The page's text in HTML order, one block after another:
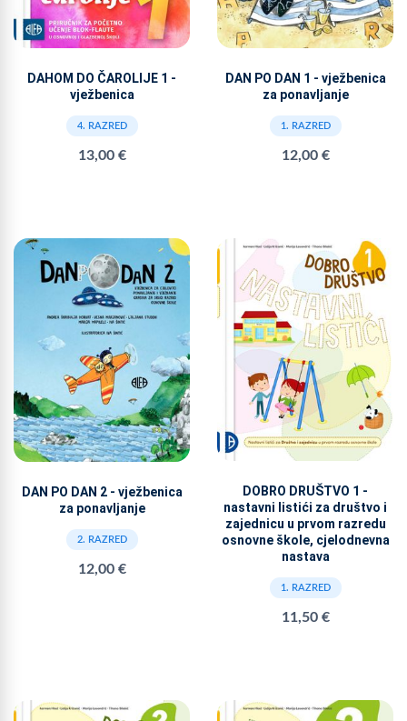
DAHOM DO ČAROLIJE 1 -
vježbenica
4. RAZRED
13,00 €
DAN PO DAN 1 - vježbenica
za ponavljanje
1. RAZRED
12,00 €
DAN PO DAN 2 - vježbenica
za ponavljanje
2. RAZRED
12,00 €
DOBRO DRUŠTVO 1 -
nastavni listići za društvo i
zajednicu u prvom razredu
osnovne škole, cjelodnevna
nastava
1. RAZRED
11,50 €